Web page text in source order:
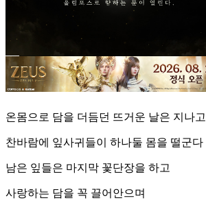
온몸으로 담을 더듬던 뜨거운 날은 지나고
찬바람에 잎사귀들이 하나둘 몸을 떨군다
남은 잎들은 마지막 꽃단장을 하고
사랑하는 담을 꼭 끌어안으며